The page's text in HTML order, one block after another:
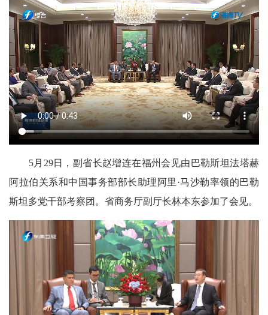
5月29日，副省长赵增连在福州会见由巴勒斯坦法塔赫
阿拉伯关系和中国事务部部长助理阿里·马沙勒率领的巴勒
斯坦多党干部考察团。省商务厅副厅长林本东参加了会见。